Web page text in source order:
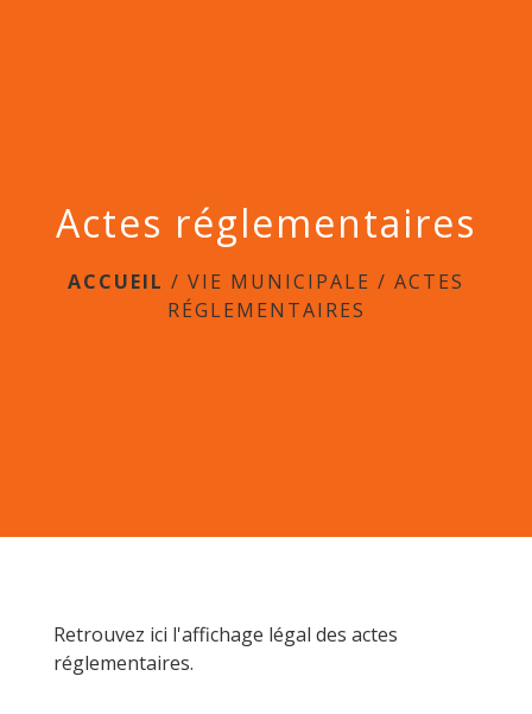
Actes réglementaires
ACCUEIL / VIE MUNICIPALE / ACTES
RÉGLEMENTAIRES
Retrouvez ici l'affichage légal des actes
réglementaires.